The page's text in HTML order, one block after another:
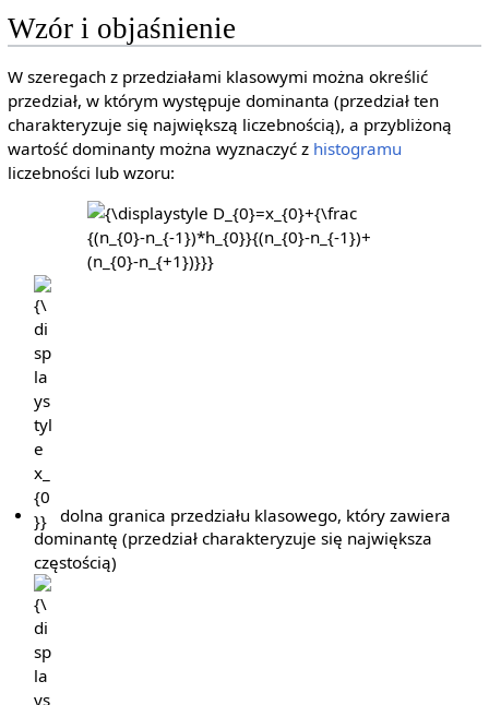
Wzór i objaśnienie
W szeregach z przedziałami klasowymi można określić
przedział, w którym występuje dominanta (przedział ten
charakteryzuje się największą liczebnością), a przybliżoną
wartość dominanty można wyznaczyć z histogramu
liczebności lub wzoru:
{\displaystyle
D_{0}=x_{0}+
{\frac {(n_{0}-
{\displaystyle
x_{0}}
dolna granica przedziału klasowego, który zawiera
dominantę (przedział charakteryzuje się największa
częstością)
{\displaystyle
n_{0}}